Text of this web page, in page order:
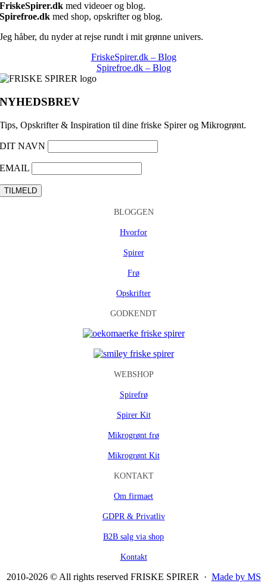
FriskeSpirer.dk med videoer og blog.
Spirefroe.dk med shop, opskrifter og blog.
Jeg håber, du nyder at rejse rundt i mit grønne univers.
FriskeSpirer.dk – Blog
Spirefroe.dk – Blog
NYHEDSBREV
Tips, Opskrifter & Inspiration til dine friske Spirer og Mikrogrønt.
DIT NAVN
EMAIL
BLOGGEN
Hvorfor
Spirer
Frø
Opskrifter
GODKENDT
WEBSHOP
Spirefrø
Spirer Kit
Mikrogrønt frø
Mikrogrønt Kit
KONTAKT
Om firmaet
GDPR & Privatliv
B2B salg via shop
Kontakt
2010-2026 © All rights reserved FRISKE SPIRER · Made by MS